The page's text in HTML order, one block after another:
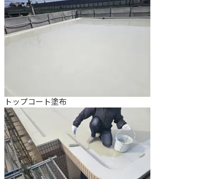
トップコート塗布